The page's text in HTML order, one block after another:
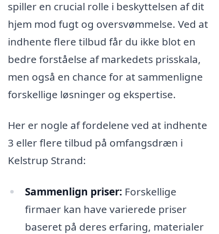
spiller en crucial rolle i beskyttelsen af dit
hjem mod fugt og oversvømmelse. Ved at
indhente flere tilbud får du ikke blot en
bedre forståelse af markedets prisskala,
men også en chance for at sammenligne
forskellige løsninger og ekspertise.
Her er nogle af fordelene ved at indhente
3 eller flere tilbud på omfangsdræn i
Kelstrup Strand:
Sammenlign priser: Forskellige
firmaer kan have varierede priser
baseret på deres erfaring, materialer